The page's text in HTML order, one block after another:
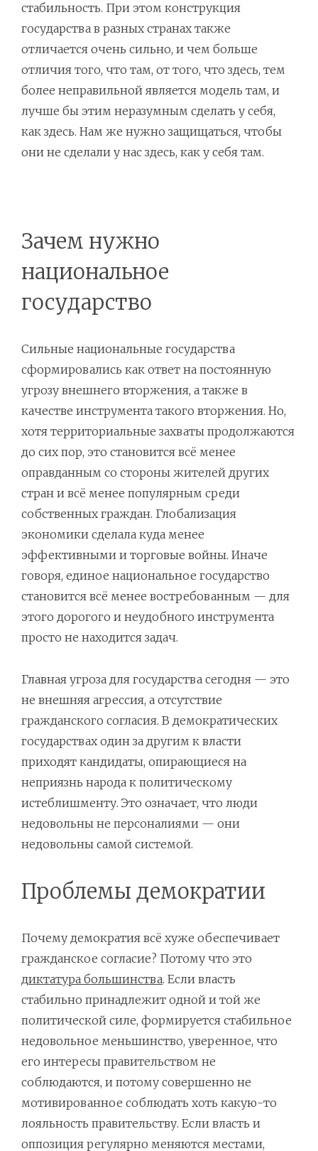
стабильность. При этом конструкция
государства в разных странах также
отличается очень сильно, и чем больше
отличия того, что там, от того, что здесь, тем
более неправильной является модель там, и
лучше бы этим неразумным сделать у себя,
как здесь. Нам же нужно защищаться, чтобы
они не сделали у нас здесь, как у себя там.
Зачем нужно
национальное
государство
Сильные национальные государства
сформировались как ответ на постоянную
угрозу внешнего вторжения, а также в
качестве инструмента такого вторжения. Но,
хотя территориальные захваты продолжаются
до сих пор, это становится всё менее
оправданным со стороны жителей других
стран и всё менее популярным среди
собственных граждан. Глобализация
экономики сделала куда менее
эффективными и торговые войны. Иначе
говоря, единое национальное государство
становится всё менее востребованным — для
этого дорогого и неудобного инструмента
просто не находится задач.
Главная угроза для государства сегодня — это
не внешняя агрессия, а отсутствие
гражданского согласия. В демократических
государствах один за другим к власти
приходят кандидаты, опирающиеся на
неприязнь народа к политическому
истеблишменту. Это означает, что люди
недовольны не персоналиями — они
недовольны самой системой.
Проблемы демократии
Почему демократия всё хуже обеспечивает
гражданское согласие? Потому что это
диктатура большинства. Если власть
стабильно принадлежит одной и той же
политической силе, формируется стабильное
недовольное меньшинство, уверенное, что
его интересы правительством не
соблюдаются, и потому совершенно не
мотивированное соблюдать хоть какую-то
лояльность правительству. Если власть и
оппозиция регулярно меняются местами,